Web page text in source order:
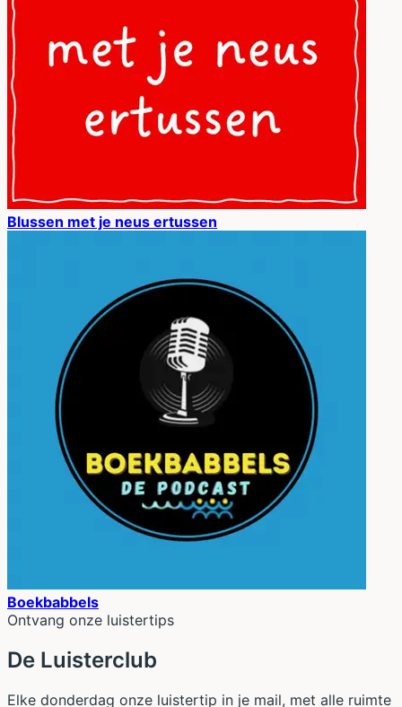
Blussen met je neus ertussen
Boekbabbels
Ontvang onze luistertips
De Luisterclub
Elke donderdag onze luistertip in je mail, met alle ruimte